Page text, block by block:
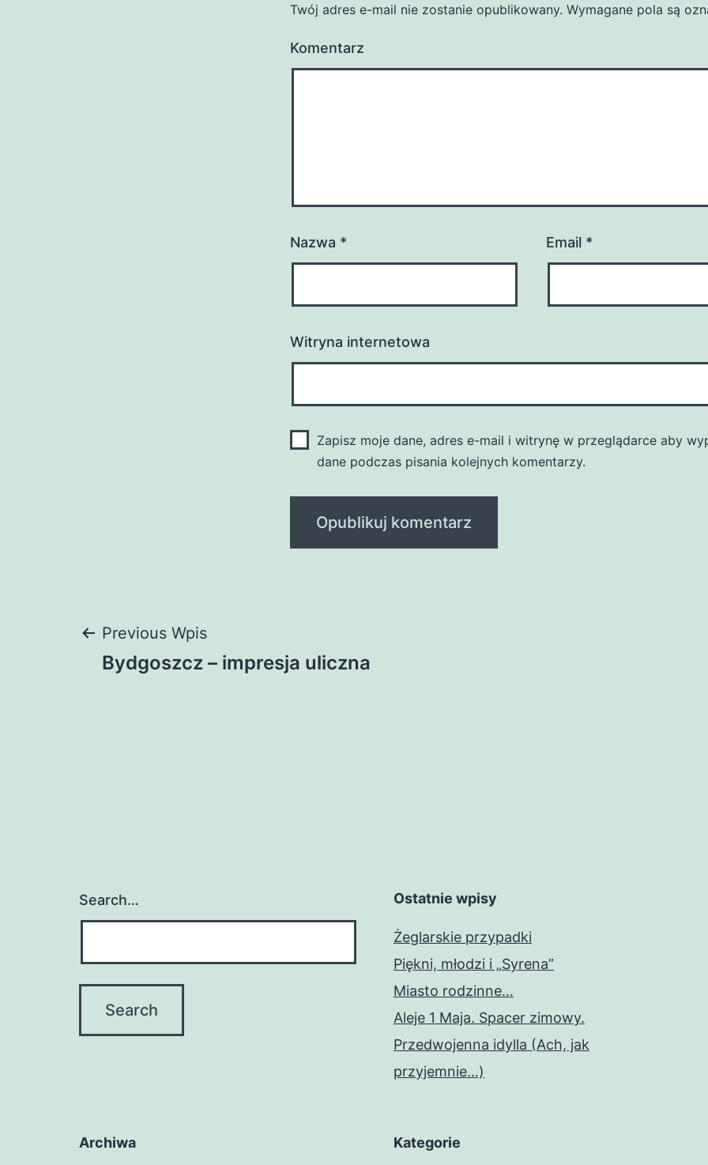
Twój adres e-mail nie zostanie opublikowany. Wymagane pola są
Komentarz
Nazwa * Email *
Witryna internetowa
Zapisz moje dane, adres e-mail i witrynę w przeglądarce aby
dane podczas pisania kolejnych komentarzy.
Nawigacja
Previous Wpis
Bydgoszcz – impresja uliczna
Search… Ostatnie wpisy
Żeglarskie przypadki
Piękni, młodzi i „Syrena”
Miasto rodzinne…
Aleje 1 Maja. Spacer zimowy.
Przedwojenna idylla (Ach, jak
przyjemnie…)
Archiwa Kategorie